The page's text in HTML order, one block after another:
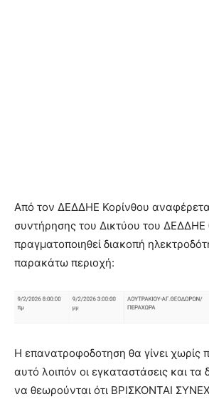
Από τον ΔΕΔΔΗΕ Κορίνθου
συντήρησης του Δικτύου του ΔΕΔΔΗΕ
πραγματοποιηθεί διακοπή
παρακάτω περιοχή:
Η επανατροφοδοτηση θα γίνει χωρίς
αυτό λοιπόν οι εγκαταστάσεις και τα
να θεωρούνται ότι ΒΡΙΣΚΟΝΤΑΙ